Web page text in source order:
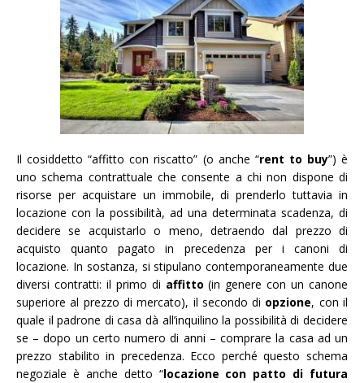
Il cosiddetto “affitto con riscatto” (o anche “rent to buy”) è
uno schema contrattuale che consente a chi non dispone di
risorse per acquistare un immobile, di prenderlo tuttavia in
locazione con la possibilità, ad una determinata scadenza, di
decidere se acquistarlo o meno, detraendo dal prezzo di
acquisto quanto pagato in precedenza per i canoni di
locazione. In sostanza, si stipulano contemporaneamente due
diversi contratti: il primo di affitto(in genere con un canone
superiore al prezzo di mercato), il secondo di opzione, con il
quale il padrone di casa dà all’inquilino la possibilità di decidere
se – dopo un certo numero di anni – comprare la casa ad un
prezzo stabilito in precedenza. Ecco perché questo schema
negoziale è anche detto “locazione con patto di futura